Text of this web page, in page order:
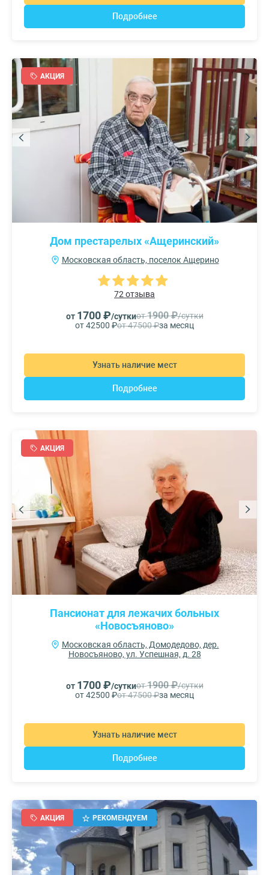
Подробнее
АКЦИЯ
Дом престарелых «Ащеринский»
Московская область, поселок Ащерино
72 отзыва
от 1700 ₽/суткиот1900 ₽/сутки
от 42500 ₽от 47500 ₽за месяц
Узнать наличие мест
Подробнее
АКЦИЯ
Пансионат для лежачих больных
«Новосъяново»
Московская область, Домодедово, дер.
Новосъяново, ул. Успешная, д. 28
от 1700 ₽/суткиот1900 ₽/сутки
от 42500 ₽от 47500 ₽за месяц
Узнать наличие мест
Подробнее
АКЦИЯ РЕКОМЕНДУЕМ